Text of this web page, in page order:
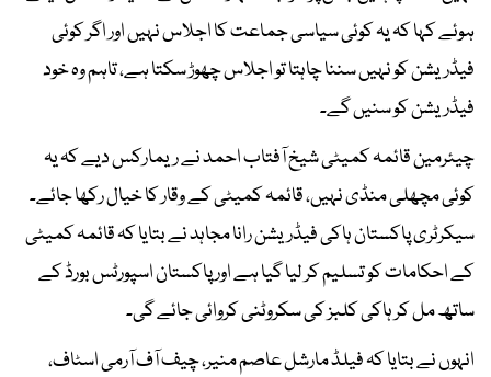
ہوئے کہا کہ یہ کوئی سیاسی جماعت کا اجلاس نہیں اور اگر کوئی
فیڈریشن کو نہیں سننا چاہتا تو اجلاس چھوڑ سکتا ہے، تاہم وہ خود
فیڈریشن کو سنیں گے۔
چیئرمین قائمہ کمیٹی شیخ آفتاب احمد نے ریمارکس دیے کہ یہ
کوئی مچھلی منڈی نہیں، قائمہ کمیٹی کے وقار کا خیال رکھا جائے۔
سیکرٹری پاکستان ہاکی فیڈریشن رانا مجاہد نے بتایا کہ قائمہ کمیٹی
کے احکامات کو تسلیم کر لیا گیا ہے اور پاکستان اسپورٹس بورڈ کے
ساتھ مل کر ہاکی کلبز کی سکروٹنی کروائی جائے گی۔
انہوں نے بتایا کہ فیلڈ مارشل عاصم منیر، چیف آف آرمی اسٹاف،